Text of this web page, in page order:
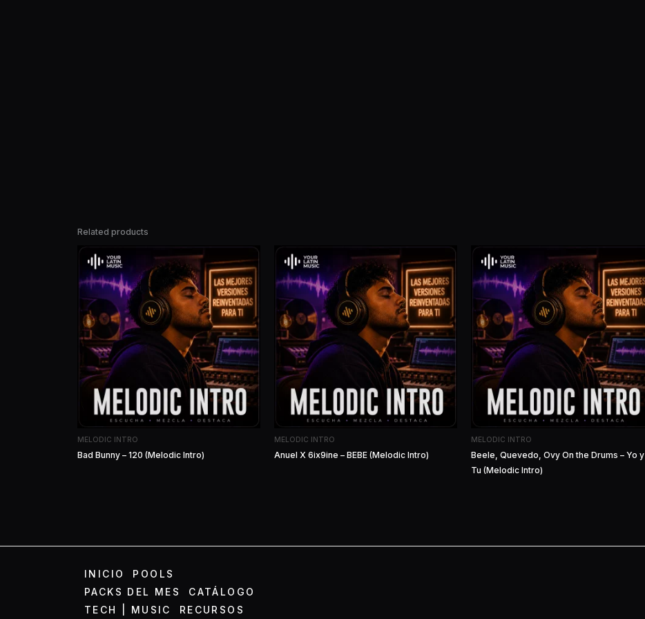
Related products
MELODIC INTRO
Bad Bunny – 120 (Melodic Intro)
MELODIC INTRO
Anuel X 6ix9ine – BEBE (Melodic Intro)
MELODIC INTRO
Beele, Quevedo, Ovy On the Drums – Yo y
Tu (Melodic Intro)
INICIO
POOLS
PACKS DEL MES
CATÁLOGO
TECH | MUSIC
RECURSOS